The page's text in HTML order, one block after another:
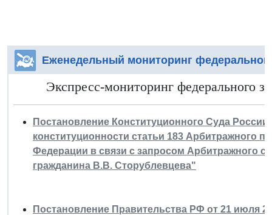
Еженедельный мониторинг
Экспресс-мониторинг федерального
Постановление Конституционного Суда
конституционности статьи 183 Арбитражного
Федерации в связи с запросом Арбитражного
гражданина В.В. Сторублевцева"
Постановление Правительства РФ от 21 июля